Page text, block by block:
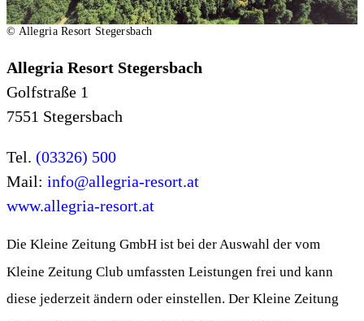
© Allegria Resort Stegersbach
Allegria Resort Stegersbach
Golfstraße 1
7551 Stegersbach
Tel. (03326) 500
Mail: info@allegria-resort.at
www.allegria-resort.at
Die Kleine Zeitung GmbH ist bei der Auswahl der vom
Kleine Zeitung Club umfassten Leistungen frei und kann
diese jederzeit ändern oder einstellen. Der Kleine Zeitung